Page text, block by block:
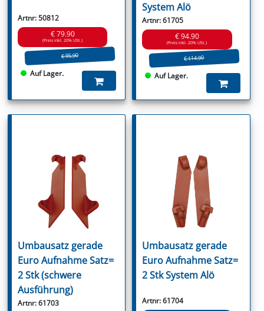
Artnr: 50812
€ 79.90
(Preis inkl. 20% USt.)
€ 95.90
Auf Lager.
System Alö
Artnr: 61705
€ 94.90
(Preis inkl. 20% USt.)
€ 114.90
Auf Lager.
Umbausatz gerade
Euro Aufnahme Satz=
2 Stk (schwere
Ausführung)
Artnr: 61703
Umbausatz gerade
Euro Aufnahme Satz=
2 Stk System Alö
Artnr: 61704